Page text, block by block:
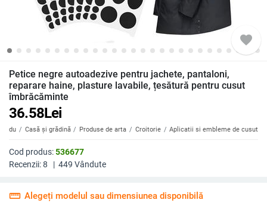
favorite
Petice negre autoadezive pentru jachete, pantaloni,
reparare haine, plasture lavabile, țesătură pentru cusut
îmbrăcăminte
36.58Lei
Badu Casă și grădină Produse de arta Croitorie Aplicatii si embleme de cusut
Cod produs:536677
Recenzii:8 | 449 Vândute
straighten Alegeți modelul sau dimensiunea disponibilă